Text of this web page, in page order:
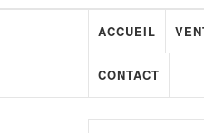
ACCUEIL
CONTACT